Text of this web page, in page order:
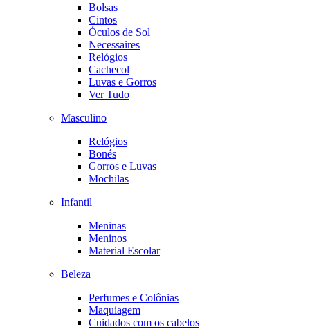
Bolsas
Cintos
Óculos de Sol
Necessaires
Relógios
Cachecol
Luvas e Gorros
Ver Tudo
Masculino
Relógios
Bonés
Gorros e Luvas
Mochilas
Infantil
Meninas
Meninos
Material Escolar
Beleza
Perfumes e Colônias
Maquiagem
Cuidados com os cabelos